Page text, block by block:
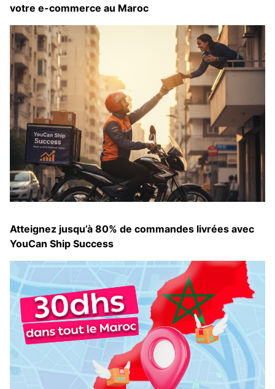
votre e-commerce au Maroc
Atteignez jusqu’à 80% de commandes livrées avec
YouCan Ship Success